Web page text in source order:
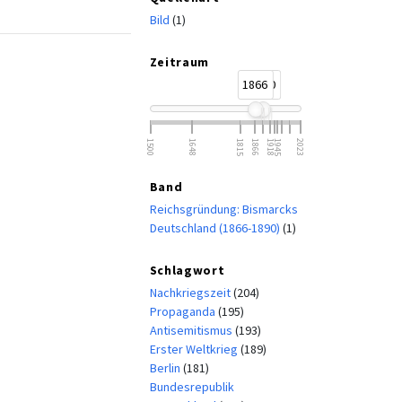
Bild (1)
Zeitraum
1866
1890
1500 1648 1815 1866 19181945 2023
Band
Reichsgründung: Bismarcks
Deutschland (1866-1890) (1)
Schlagwort
Nachkriegszeit(204)
Propaganda (195)
Antisemitismus (193)
Erster Weltkrieg (189)
Berlin (181)
Bundesrepublik